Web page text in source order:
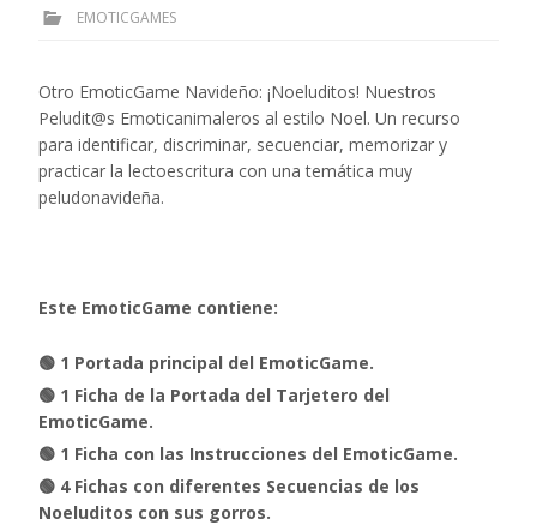
EMOTICGAMES
Otro EmoticGame Navideño: ¡Noeluditos! Nuestros
Peludit@s Emoticanimaleros al estilo Noel. Un recurso
para identificar, discriminar, secuenciar, memorizar y
practicar la lectoescritura con una temática muy
peludonavideña.
Este EmoticGame contiene:
🟢 1 Portada principal del EmoticGame.
🟢 1 Ficha de la Portada del Tarjetero del
EmoticGame.
🟢 1 Ficha con las Instrucciones del EmoticGame.
🟢 4 Fichas con diferentes Secuencias de los
Noeluditos con sus gorros.